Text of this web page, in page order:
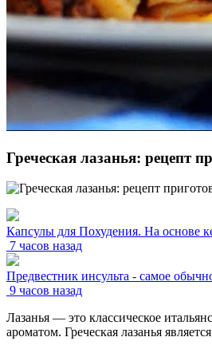
Греческая лазанья: рецепт
Капсулы для Похудения. На основе
7 часов назад
Предвестник инсульта - самое
9 часов назад
Лазанья — это классическое
ароматом. Греческая лазанья